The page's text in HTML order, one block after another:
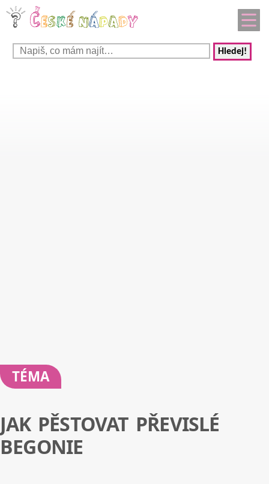
Hledej!
TÉMA
JAK PĚSTOVAT PŘEVISLÉ
BEGONIE